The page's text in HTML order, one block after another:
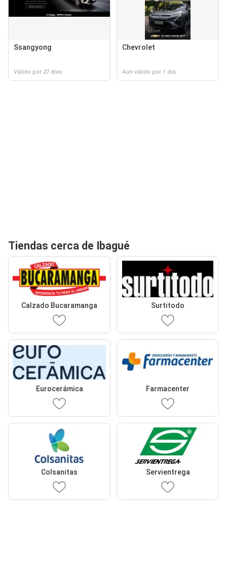
Ssangyong
Válido por 27 días
Chevrolet
Aún válido por 1 día
Tiendas cerca de Ibagué
Calzado Bucaramanga Surtitodo
Eurocerámica Farmacenter
Colsanitas Servientrega